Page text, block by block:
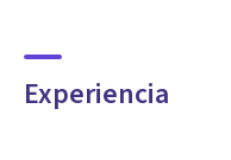
Experiencia